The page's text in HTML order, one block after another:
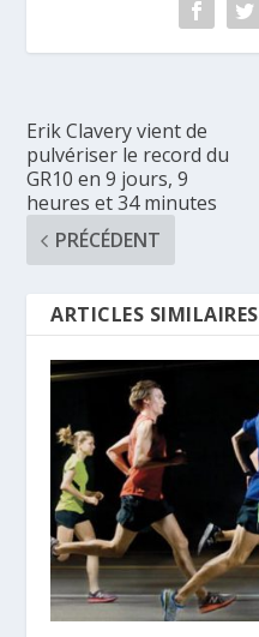
Erik Clavery vient de
pulvériser le record du
GR10 en 9 jours, 9
heures et 34 minutes
PRÉCÉDENT
ARTICLES SIMILAIRES